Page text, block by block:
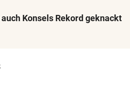
Konsels Rekord geknackt